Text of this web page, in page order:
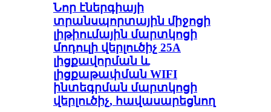
Նոր էներգիայի
տրանսպորտային միջոցի
լիթիումային մարտկոցի
մոդուլի վերլուծիչ 25A
լիցքավորման և
լիցքաթափման WIFI
ինտեգրման մարտկոցի
վերլուծիչ, հավասարեցնող